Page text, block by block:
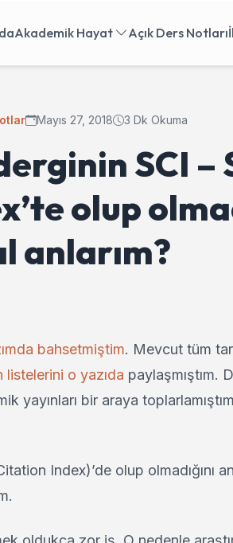
Akademik Hayat Açık Ders Notları
Mayıs 27, 2018 3 Dk Okuma
SCI –
olup
anlarım?
bahsetmiştim. Mevcut tüm
listelerini o yazıda paylaşmıştım.
yayınları bir araya
Index)’de olup olmadığını